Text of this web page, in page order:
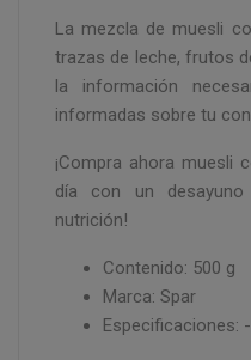
La mezcla de muesli
trazas de leche, frutos
la información
informadas sobre tu
¡Compra ahora muesli
día con un
nutrición!
Contenido: 500 g
Marca: Spar
Especificaciones: -